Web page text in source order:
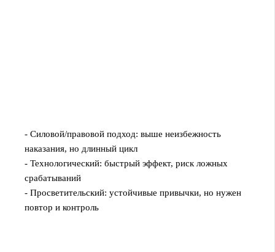
- Силовой/правовой подход: выше неизбежность
наказания, но длинный цикл
- Технологический: быстрый эффект, риск ложных
срабатываний
- Просветительский: устойчивые привычки, но нужен
повтор и контроль